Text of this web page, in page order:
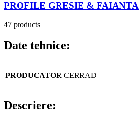
PROFILE GRESIE & FAIANTA
47 products
Date tehnice:
PRODUCATOR CERRAD
Descriere: